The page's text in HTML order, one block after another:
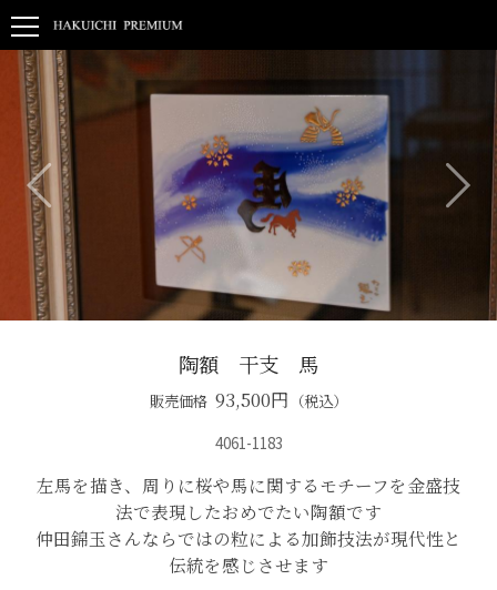
陶額 干支 馬
販売価格 93,500円 （税込）
4061-1183
左馬を描き、周りに桜や馬に関するモチーフを金盛技
法で表現したおめでたい陶額です
仲田錦玉さんならではの粒による加飾技法が現代性と
伝統を感じさせます